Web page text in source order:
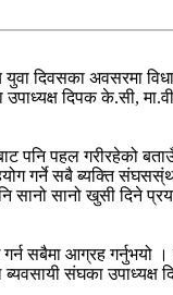
दिवसका अवसरमा
दिपक के.सी,
पहल गरीरहेको
गर्ने सबै ब्यक्ति
सानो खुसी दिने
सबैमा आग्रह
संघका उपाध्यक्ष